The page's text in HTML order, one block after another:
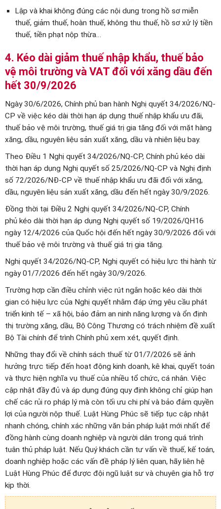
Lập và khai không đúng các nội dung trong hồ sơ miễn
thuế, giảm thuế, hoàn thuế, không thu thuế, hồ sơ xử lý tiền
thuế, tiền phạt nộp thừa…
4. Kéo dài giảm thuế nhập khẩu, thuế bảo
vệ môi trường và VAT đối với xăng dầu đến
hết 30/9/2026
Ngày 30/6/2026, Chính phủ ban hành Nghị quyết 34/2026/NQ-
CP về việc kéo dài thời hạn áp dụng thuế nhập khẩu ưu đãi,
thuế bảo vệ môi trường, thuế giá trị gia tăng đối với mặt hàng
xăng, dầu, nguyên liệu sản xuất xăng, dầu và nhiên liệu bay.
Theo Điều 1 Nghị quyết 34/2026/NQ-CP, Chính phủ kéo dài
thời hạn áp dụng Nghị quyết số 25/2026/NQ-CP và Nghị định
số 72/2026/NĐ-CP về thuế nhập khẩu ưu đãi đối với xăng,
dầu, nguyên liệu sản xuất xăng, dầu đến hết ngày 30/9/2026.
Đồng thời tại Điều 2 Nghị quyết 34/2026/NQ-CP, Chính
phủ kéo dài thời hạn áp dụng Nghị quyết số 19/2026/QH16
ngày 12/4/2026 của Quốc hội đến hết ngày 30/9/2026 đối với
thuế bảo vệ môi trường và thuế giá trị gia tăng.
Nghị quyết 34/2026/NQ-CP, Nghị quyết có hiệu lực thi hành từ
ngày 01/7/2026 đến hết ngày 30/9/2026.
Trường hợp cần điều chỉnh việc rút ngắn hoặc kéo dài thời
gian có hiệu lực của Nghị quyết nhằm đáp ứng yêu cầu phát
triển kinh tế – xã hội, bảo đảm an ninh năng lượng và ổn định
thị trường xăng, dầu, Bộ Công Thương có trách nhiệm đề xuất
Bộ Tài chính để trình Chính phủ xem xét, quyết định.
Những thay đổi về chính sách thuế từ 01/7/2026 sẽ ảnh
hưởng trực tiếp đến hoạt động kinh doanh, kê khai, quyết toán
và thực hiện nghĩa vụ thuế của nhiều tổ chức, cá nhân. Việc
cập nhật đầy đủ và áp dụng đúng quy định không chỉ giúp hạn
chế các rủi ro pháp lý mà còn tối ưu chi phí và bảo đảm quyền
lợi của người nộp thuế. Luật Hùng Phúc sẽ tiếp tục cập nhật
nhanh chóng, chính xác những văn bản pháp luật mới nhất để
đồng hành cùng doanh nghiệp và người dân trong quá trình
tuân thủ pháp luật. Nếu Quý khách cần tư vấn về thuế, kế toán,
doanh nghiệp hoặc các vấn đề pháp lý liên quan, hãy liên hệ
Luật Hùng Phúc để được đội ngũ luật sư và chuyên gia hỗ trợ
kịp thời.